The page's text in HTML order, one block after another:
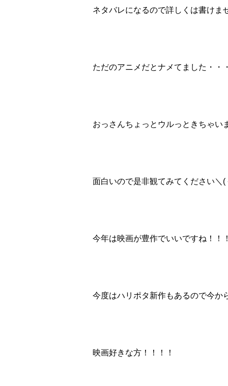
ネタバレになるので詳しくは書けま
ただのアニメだとナメてました・・・
おっさんちょっとウルっときちゃい
面白いので是非観てみてください＼(
今年は映画が豊作でいいですね！！！
今度はハリポタ新作もあるので今か
映画好きな方！！！！